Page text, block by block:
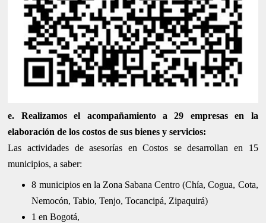
e. Realizamos el acompañamiento a 29 empresas en la
elaboración de los costos de sus bienes y servicios:
Las actividades de asesorías en Costos se desarrollan en 15
municipios, a saber:
8 municipios en la Zona Sabana Centro (Chía, Cogua, Cota,
Nemocón, Tabio, Tenjo, Tocancipá, Zipaquirá)
1 en Bogotá,